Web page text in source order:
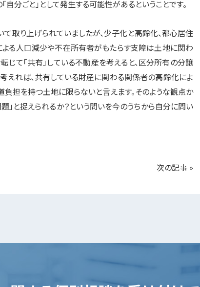
分ごと」として発生する可能性があるということです。
て取り上げられていましたが、少子化と高齢化、都心居住
る人口減少や不在所有者がもたらす支障は土地に関わ
じて「共有」している不動産を考えると、区分所有の分譲
えれば、共有している財産に関わる関係者の高齢化によ
担を持つ土地に限らないと言えます。そのような観点か
」と捉えられるか？という問いを今のうちから自分に問い
次の記事 »